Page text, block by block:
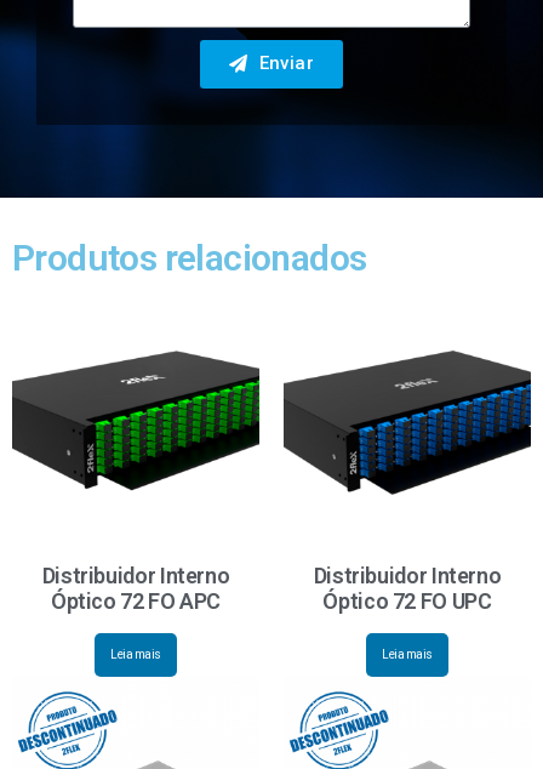
Enviar
Produtos relacionados
Distribuidor Interno
Óptico 72 FO APC
Leia mais
Distribuidor Interno
Óptico 72 FO UPC
Leia mais